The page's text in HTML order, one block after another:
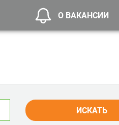
О ВАКАНСИИ
ИСКАТЬ